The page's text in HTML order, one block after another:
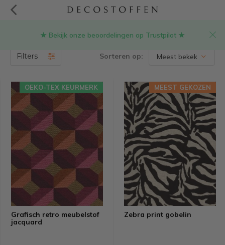
★ Bekijk onze beoordelingen op Trustpilot ★
Collectie(753)
Filters Sorteren op:
Grafisch retro meubelstof
jacquard
OEKO-TEX KEURMERK
Zebra print gobelin
MEEST GEKOZEN